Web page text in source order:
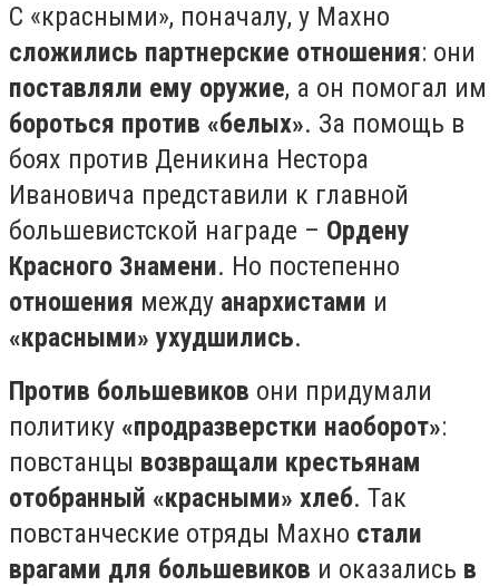
С «красными», поначалу, у Махно
сложились партнерские отношения: они
поставляли ему оружие, а он помогал им
бороться против «белых». За помощь в
боях против Деникина Нестора
Ивановича представили к главной
большевистской награде – Ордену
Красного Знамени. Но постепенно
отношения между анархистами и
«красными» ухудшились.⠀ ⠀
Против большевиков они придумали
политику «продразверстки наоборот»:
повстанцы возвращали крестьянам
отобранный «красными» хлеб. Так
повстанческие отряды Махно стали
врагами для большевиков и оказались в